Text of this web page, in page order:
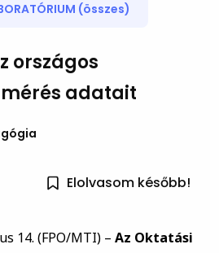
(összes)
országos
adatait
Elolvasom később!
14. (FPO/MTI) – Az Oktatási